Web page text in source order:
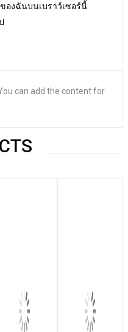
องฉันบนเบราว์เซอร์นี้
can add the content for